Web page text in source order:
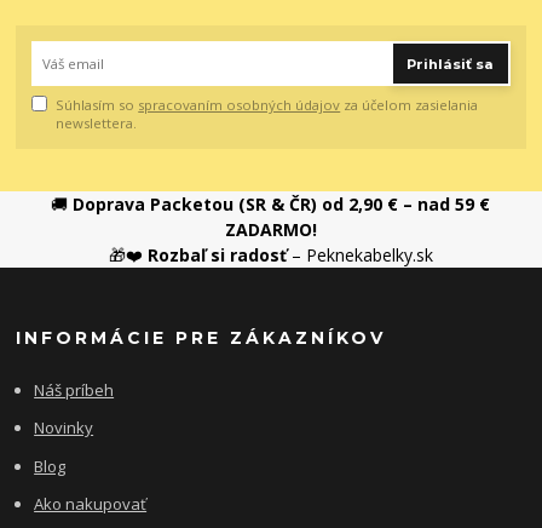
Prihlásiť sa
Súhlasím so spracovaním osobných údajov za účelom zasielania
newslettera.
🚚 Doprava Packetou (SR & ČR) od 2,90 € – nad 59 €
ZADARMO!
🎁❤️ Rozbaľ si radosť– Peknekabelky.sk
INFORMÁCIE PRE ZÁKAZNÍKOV
Náš príbeh
Novinky
Blog
Ako nakupovať